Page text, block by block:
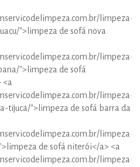
limpeza-
">limpeza de sofá nova
limpeza-
">limpeza de sofá
<a
limpeza-
tijuca/">limpeza de sofá barra da
limpeza-
de sofá niterói</a> <a
limpeza-